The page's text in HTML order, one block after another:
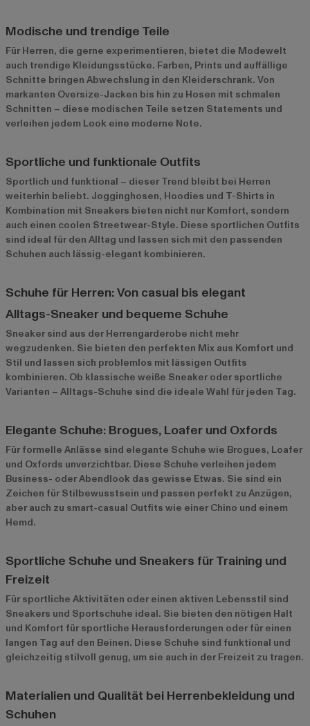
Modische und trendige Teile
Für Herren, die gerne experimentieren, bietet die Modewelt
auch trendige Kleidungsstücke. Farben, Prints und auffällige
Schnitte bringen Abwechslung in den Kleiderschrank. Von
markanten Oversize-Jacken bis hin zu Hosen mit schmalen
Schnitten – diese modischen Teile setzen Statements und
verleihen jedem Look eine moderne Note.
Sportliche und funktionale Outfits
Sportlich und funktional – dieser Trend bleibt bei Herren
weiterhin beliebt. Jogginghosen, Hoodies und T-Shirts in
Kombination mit Sneakers bieten nicht nur Komfort, sondern
auch einen coolen Streetwear-Style. Diese sportlichen Outfits
sind ideal für den Alltag und lassen sich mit den passenden
Schuhen auch lässig-elegant kombinieren.
Schuhe für Herren: Von casual bis elegant
Alltags-Sneaker und bequeme Schuhe
Sneaker sind aus der Herrengarderobe nicht mehr
wegzudenken. Sie bieten den perfekten Mix aus Komfort und
Stil und lassen sich problemlos mit lässigen Outfits
kombinieren. Ob klassische weiße Sneaker oder sportliche
Varianten – Alltags-Schuhe sind die ideale Wahl für jeden Tag.
Elegante Schuhe: Brogues, Loafer und Oxfords
Für formelle Anlässe sind elegante Schuhe wie Brogues, Loafer
und Oxfords unverzichtbar. Diese Schuhe verleihen jedem
Business- oder Abendlook das gewisse Etwas. Sie sind ein
Zeichen für Stilbewusstsein und passen perfekt zu Anzügen,
aber auch zu smart-casual Outfits wie einer Chino und einem
Hemd.
Sportliche Schuhe und Sneakers für Training und
Freizeit
Für sportliche Aktivitäten oder einen aktiven Lebensstil sind
Sneakers und Sportschuhe ideal. Sie bieten den nötigen Halt
und Komfort für sportliche Herausforderungen oder für einen
langen Tag auf den Beinen. Diese Schuhe sind funktional und
gleichzeitig stilvoll genug, um sie auch in der Freizeit zu tragen.
Materialien und Qualität bei Herrenbekleidung und
Schuhen